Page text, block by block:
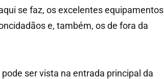
se faz, os excelentes equipamentos
e, também, os de fora da
ser vista na entrada principal da